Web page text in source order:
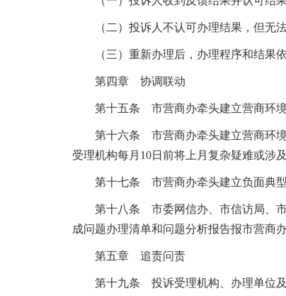
（二）投诉人不认可办理结果，但无
（三）重新办理后，办理程序和结果
第四章 协调联动
第十五条 市营商办牵头建立营商环
第十六条 市营商办牵头建立营商环
受理机构每月10日前将上月复杂疑难或涉
第十七条 市营商办牵头建立负面典
第十八条 市委网信办、市信访局、
成问题办理清单和问题分析报告报市营商
第五章 追责问责
第十九条 投诉受理机构、办理单位